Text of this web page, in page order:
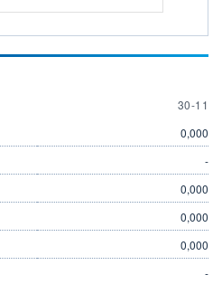
30
30-11
0,000
-
0,000
0,000
0,000
-